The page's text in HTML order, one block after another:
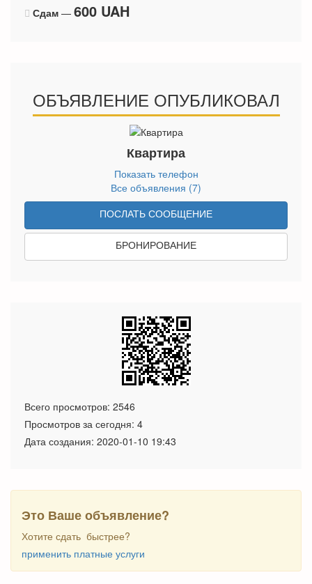
Сдам — 600 UAH
ОБЪЯВЛЕНИЕ ОПУБЛИКОВАЛ
Квартира
Показать телефон
Все объявления (7)
ПОСЛАТЬ СООБЩЕНИЕ
БРОНИРОВАНИЕ
Всего просмотров: 2546
Просмотров за сегодня: 4
Дата создания: 2020-01-10 19:43
Это Ваше объявление?
Хотите сдать быстрее?
применить платные услуги